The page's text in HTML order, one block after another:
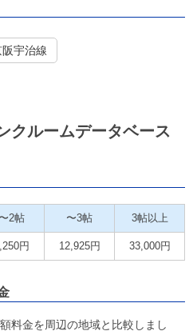
阪宇治線
クルームデータベース
〜2帖 〜3帖 3帖以上
円 12,925円 33,000円
料金を周辺の地域と比較しまし